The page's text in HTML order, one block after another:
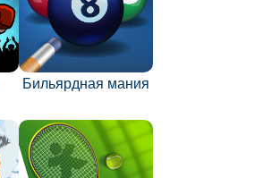
Бильярдная мания